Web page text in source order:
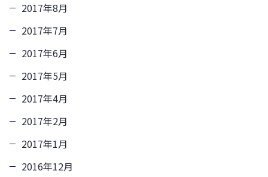
2017年8月
2017年7月
2017年6月
2017年5月
2017年4月
2017年2月
2017年1月
2016年12月